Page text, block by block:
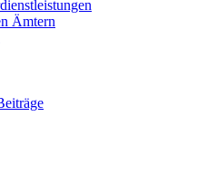
Ämtern